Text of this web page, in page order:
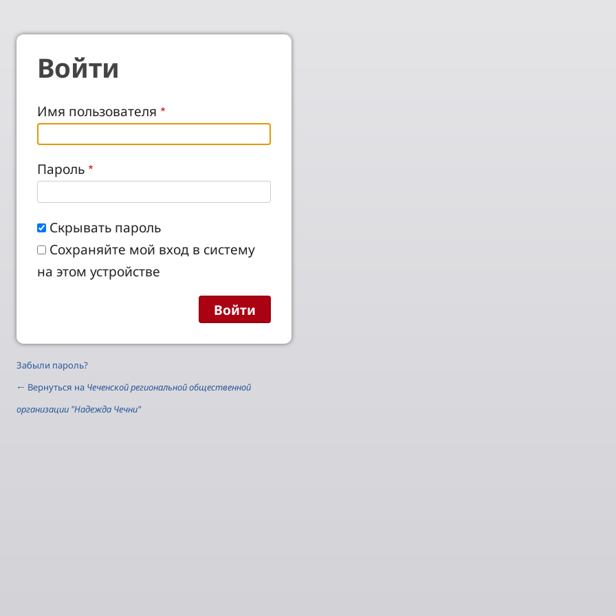
Войти
Имя пользователя
Пароль
Скрывать пароль
Сохраняйте мой вход в систему
на этом устройстве
Забыли пароль?
← Вернуться на Чеченской региональной общественной
организации "Надежда Чечни"